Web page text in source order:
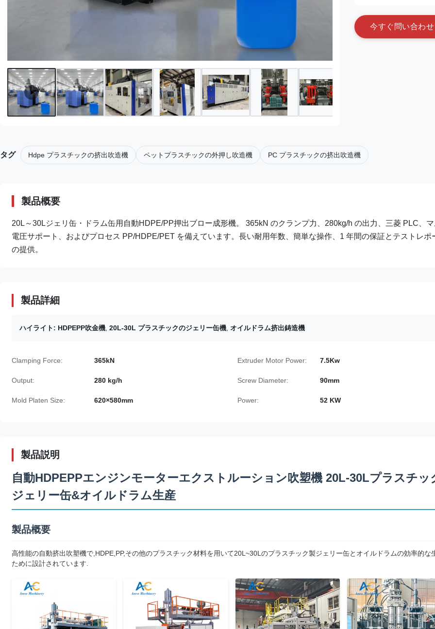
今す ぐ 問い合わせ
タグ Hdpe プラスチックの挤出吹造機 ペットプラスチックの外押し吹造機 PC プラスチックの挤出吹造機
製品概要
20L～30Lジェリ缶・ドラム缶用自動HDPE/PP押出ブロー成形機。 365kN のクランプ力、280kg/h の出力、三菱 PLC、
電圧サポート、およびプロセス PP/HDPE/PET を備えています。長い耐用年数、簡単な操作、1 年間の保証とテストレポ
の提供。
製品詳細
ハイライト: HDPEPP吹金機 20L-30L プラスチックのジェリー缶機 オイルドラム挤出鋳造機
Clamping Force: 365kN Extruder Motor Power: 7.5Kw
Output: 280 kg/h Screw Diameter: 90mm
Mold Platen Size: 620×580mm Power: 52 KW
製品説明
自動HDPEPPエンジンモーターエクストルーション吹塑機 20L-30Lプラスチッ
ジェリー缶&オイルドラム生産
製品概要
高性能の自動挤出吹塑機で,HDPE,PP,その他のプラスチック材料を用いて20L~30Lのプラスチック製ジェリー缶とオイルドラムの効率的な
ために設計されています.